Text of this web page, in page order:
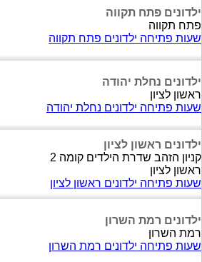
ילדונים פתח תקווה
פתח תקווה
שעות פתיחה ילדונים פתח תקווה
ילדונים נחלת יהודה
ראשון לציון
שעות פתיחה ילדונים נחלת יהודה
ילדונים ראשון לציון
קניון הזהב שדרת הילדים קומה 2
ראשון לציון
שעות פתיחה ילדונים ראשון לציון
ילדונים רמת השרון
רמת השרון
שעות פתיחה ילדונים רמת השרון